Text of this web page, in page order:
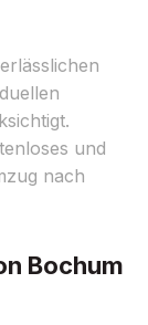
und
nach
Bochum